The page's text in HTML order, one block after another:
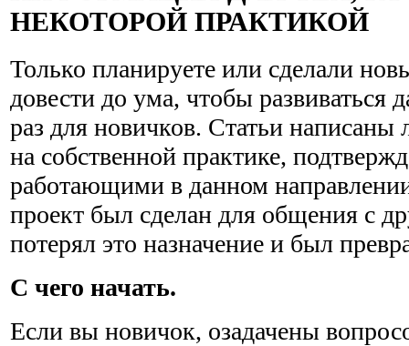
НЕКОТОРОЙ ПРАКТИКОЙ
Только планируете или сделали
довести до ума, чтобы развиваться
раз для новичков. Статьи
на собственной практике,
работающими в данном
проект был сделан для общения с
потерял это назначение и был
С чего начать.
Если вы новичок, озадачены